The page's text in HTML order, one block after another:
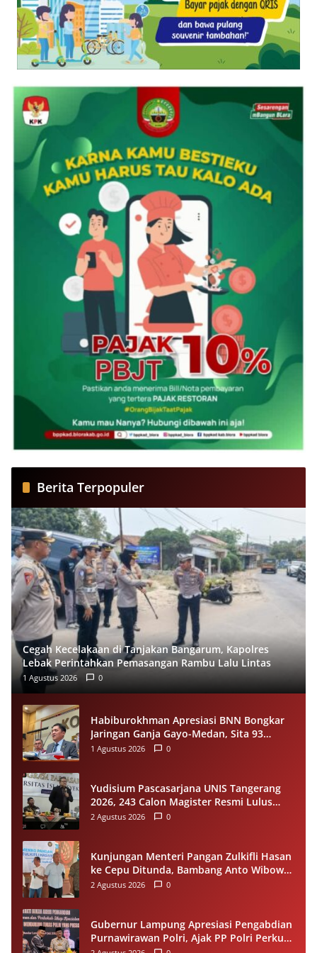
Berita Terpopuler
Cegah Kecelakaan di Tanjakan Bangarum, Kapolres
Lebak Perintahkan Pemasangan Rambu Lalu Lintas
1 Agustus 2026 0
Habiburokhman Apresiasi BNN Bongkar
Jaringan Ganja Gayo-Medan, Sita 93
Kilogram di Sumut
1 Agustus 2026 0
Yudisium Pascasarjana UNIS Tangerang
2026, 243 Calon Magister Resmi Lulus
Siap Diwisuda Oktober
2 Agustus 2026 0
Kunjungan Menteri Pangan Zulkifli Hasan
ke Cepu Ditunda, Bambang Anto Wibowo
Tetap Salurkan Bantuan kepada Warga
2 Agustus 2026 0
Gubernur Lampung Apresiasi Pengabdian
Purnawirawan Polri, Ajak PP Polri Perkuat